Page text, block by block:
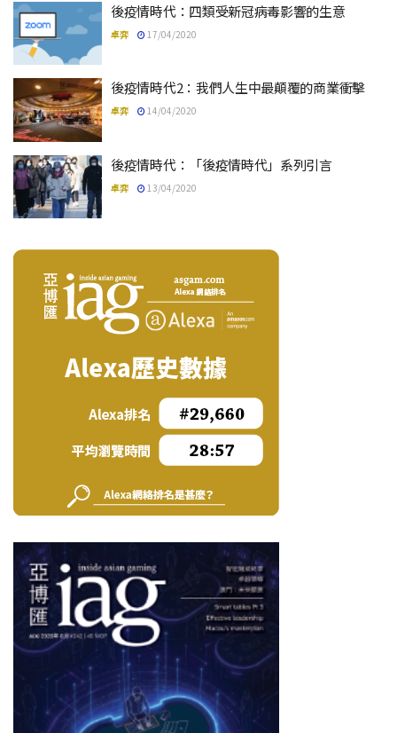
後疫情時代：四類受新冠病毒影響的生意
卓弈 17/04/2020
後疫情時代2：我們人生中最顛覆的商業衝擊
卓弈 14/04/2020
後疫情時代：「後疫情時代」系列引言
卓弈 13/04/2020